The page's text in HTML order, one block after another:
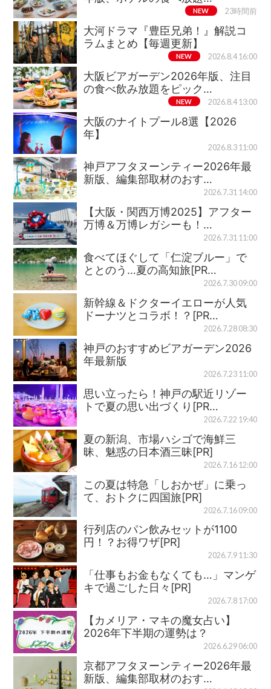
NEW 23時間前
大河ドラマ『豊臣兄弟！』解説コ
ラムまとめ【毎週更新】
NEW 2026.8.4 16:00
大阪ビアガーデン2026年版、注目
の食べ飲み放題をピック…
NEW 2026.8.4 13:00
大阪のナイトプール8選【2026
年】
2026.8.3 11:00
神戸アフタヌーンティー2026年最
新版、編集部取材のおす…
2026.7.31 14:00
【大阪・関西万博2025】アフター
万博＆万博レガシーも！…
2026.7.31 11:00
食べてほぐして「仁淀ブルー」で
ととのう…夏の高知旅[PR…
2026.7.30 09:00
新幹線＆ドクターイエローが人気
ドーナツとコラボ！？[PR…
2026.7.28 08:30
神戸のおすすめビアガーデン2026
年最新版
2026.7.23 11:00
思い立ったら！神戸の駅近リゾー
トで夏の思い出づくり[PR…
2026.7.22 19:40
夏の新潟、市場ハシゴで海鮮三
昧、魅惑の日本酒三昧[PR]
2026.7.16 12:00
この夏は特急「しおかぜ」に乗っ
て、おトクに四国旅[PR]
2026.7.16 09:00
行列店のパン飲みセットが1100
円！？お得ワザ[PR]
2026.7.9 11:30
「仕事もお金もなくても…」マンゲ
キで過ごした日々[PR]
2026.7.8 17:00
【カメリア・マキの魔女占い】
2026年下半期の運勢は？
2026.6.29 06:00
京都アフタヌーンティー2026年最
新版、編集部取材のおす…